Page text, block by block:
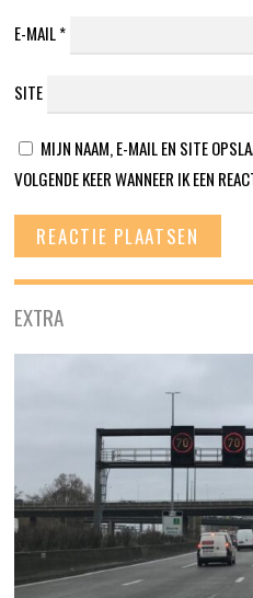
E-MAIL*
SITE
MIJN NAAM, E-MAIL EN SITE
VOLGENDE KEER WANNEER IK EEN
EXTRA